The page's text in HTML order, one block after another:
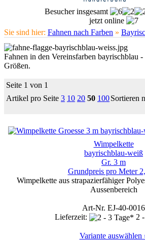
Besucher insgesamt
jetzt online
Sie sind hier: Fahnen nach Farben »
Fahnen in den Vereinsfarben bayrischblau
Größen.
Seite 1 von 1
Artikel pro Seite 3 10 20 50 100Sortieren
Wimpelkette
bayrischblau-weiß
Gr. 3 m
Grundpreis pro Meter
Wimpelkette aus strapazierfähiger
Aussenbereich
Art-Nr. EJ-40-0016
Lieferzeit:
2
Variante auswählen